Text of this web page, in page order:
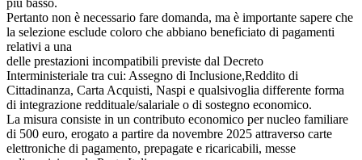
Pertanto non è necessario fare domanda, ma è importante sapere che
la selezione esclude coloro che abbiano beneficiato di pagamenti
relativi a una
delle prestazioni incompatibili previste dal Decreto
Interministeriale tra cui: Assegno di Inclusione,Reddito di
Cittadinanza, Carta Acquisti, Naspi e qualsivoglia differente forma
di integrazione reddituale/salariale o di sostegno economico.
La misura consiste in un contributo economico per nucleo familiare
di 500 euro, erogato a partire da novembre 2025 attraverso carte
elettroniche di pagamento, prepagate e ricaricabili, messe